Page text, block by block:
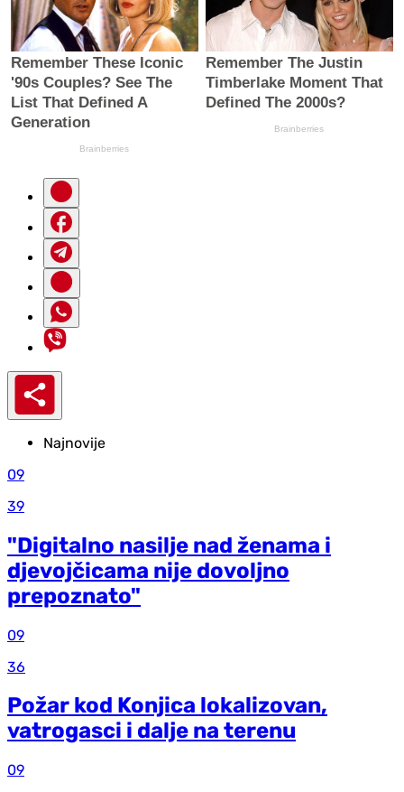
Najnovije
09
39
"Digitalno nasilje nad ženama i
djevojčicama nije dovoljno
prepoznato"
09
36
Požar kod Konjica lokalizovan,
vatrogasci i dalje na terenu
09